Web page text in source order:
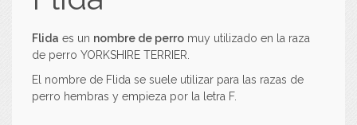
Flida es un nombre de perro muy utilizado en la raza
de perro YORKSHIRE TERRIER.
El nombre de Flida se suele utilizar para las razas de
perro hembras y empieza por la letra F.